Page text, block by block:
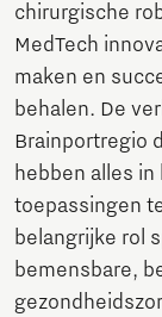
chirurgische
MedTech
maken en
behalen. De
Brainportregio
hebben alles
toepassingen
belangrijke rol
bemensbare,